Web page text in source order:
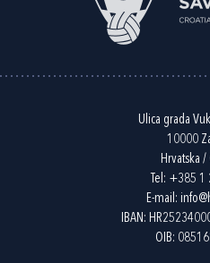
Ulica grada
10000
Hrvatska /
Tel: +385 1
E-mail:
IBAN:
OIB: